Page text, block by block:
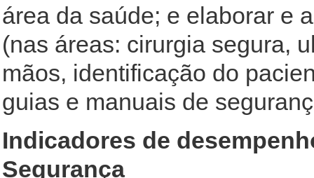
área da saúde; e elaborar e
(nas áreas: cirurgia segura,
mãos, identificação do
guias e manuais de
Indicadores de
Segurança